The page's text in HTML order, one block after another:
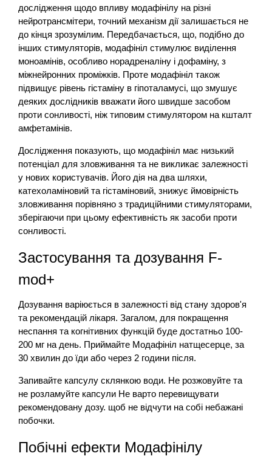
дослідження щодо впливу модафінілу на різні
нейротрансмітери, точний механізм дії залишається не
до кінця зрозумілим. Передбачається, що, подібно до
інших стимуляторів, модафініл стимулює виділення
моноамінів, особливо норадреналіну і дофаміну, з
міжнейронних проміжків. Проте модафініл також
підвищує рівень гістаміну в гіпоталамусі, що змушує
деяких дослідників вважати його швидше засобом
проти сонливості, ніж типовим стимулятором на кшталт
амфетамінів.
Дослідження показують, що модафініл має низький
потенціал для зловживання та не викликає залежності
у нових користувачів. Його дія на два шляхи,
катехоламіновий та гістаміновий, знижує ймовірність
зловживання порівняно з традиційними стимуляторами,
зберігаючи при цьому ефективність як засоби проти
сонливості.
Застосування та дозування F-
mod+
Дозування варіюється в залежності від стану здоров'я
та рекомендацій лікаря. Загалом, для покращення
неспання та когнітивних функцій буде достатньо 100-
200 мг на день. Приймайте Модафініл натщесерце, за
30 хвилин до їди або через 2 години після.
Запивайте капсулу склянкою води. Не розжовуйте та
не розламуйте капсули Не варто перевищувати
рекомендовану дозу. щоб не відчути на собі небажані
побочки.
Побічні ефекти Модафінілу